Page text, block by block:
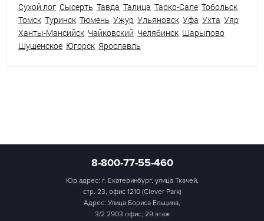
Сухой лог Сысерть Тавда Талица Тарко-Сале Тобольск
Томск Туринск Тюмень Ужур Ульяновск Уфа Ухта Уяр
Ханты-Мансийск Чайковский Челябинск Шарыпово
Шушенское Югорск Ярославль
8-800-77-55-460
Юр.адрес: г. Екатеринбург, улица Ткачей,
стр. 23, офис 1210 (Clever Park)
Адрес: Улица Бориса Ельцина,
3/2 2903 офис; 29 этаж